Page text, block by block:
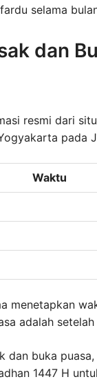
selama
dan
resmi dari
pada
Waktu
menetapkan
adalah
dan buka
1447 H